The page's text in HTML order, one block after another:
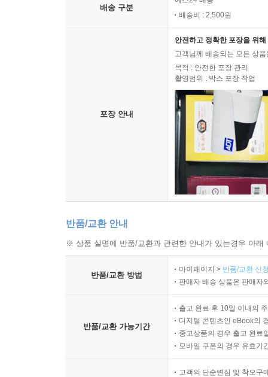
배송 구분
배송비 : 2,500원
포장 안내
안전하고 정확한 포장을 위
고객님께 배송되는 모든 상
목적 : 안전한 포장 관리
촬영범위 : 박스 포장 작업
반품/교환 안내
※ 상품 설명에 반품/교환과 관련한 안내가 있는경우 아
반품/교환 방법
마이페이지 > 반품/교환 신
판매자 배송 상품은 판매자
반품/교환 가능기간
출고 완료 후 10일 이내의
디지털 콘텐츠인 eBook의
중고상품의 경우 출고 완료
모바일 쿠폰의 경우 유효기
고객의 단순변심 및 착오구